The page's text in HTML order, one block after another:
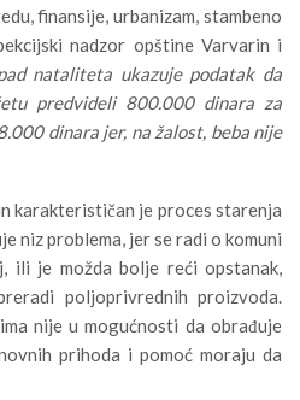
finansije, urbanizam, stambeno
nadzor opštine Varvarin i
nataliteta ukazuje podatak da
predvideli 800.000 dinara za
dinara jer, na žalost, beba nije
karakterističan je proces starenja
niz problema, jer se radi o komuni
ili je možda bolje reći opstanak,
poljoprivrednih proizvoda.
nije u mogućnosti da obrađuje
prihoda i pomoć moraju da